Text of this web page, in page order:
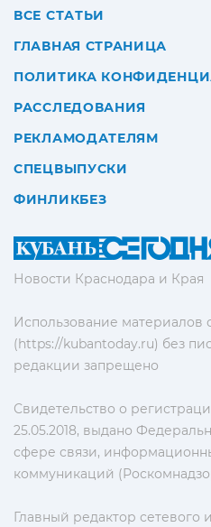
Новости Краснодара и Края
Использование материалов
(https://kubantoday.ru) без
редакции запрещено
Свидетельство о
25.05.2018, выдано
сфере связи,
коммуникаций
Главный редактор сетевого
ВСЕ СТАТЬИ
ГЛАВНАЯ СТРАНИЦА
ПОЛИТИКА
РАССЛЕДОВАНИЯ
РЕКЛАМОДАТЕЛЯМ
СПЕЦВЫПУСКИ
ФИНЛИКБЕЗ